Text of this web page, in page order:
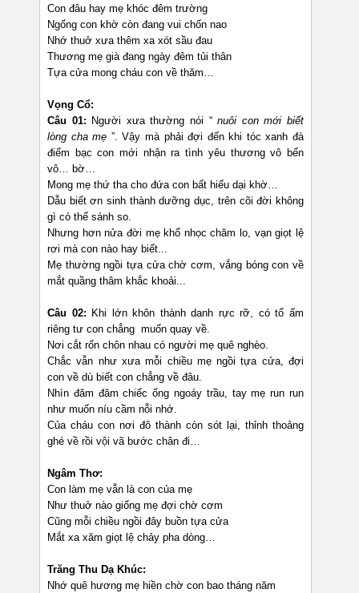
Con đâu hay mẹ khóc đêm trường
Ngống con khờ còn đang vui chốn nao
Nhớ thuở xưa thêm xa xót sầu đau
Thương mẹ già đang ngày đêm tủi thân
Tựa cửa mong cháu con về thăm…
Vọng Cổ:
Câu 01: Người xưa thường nói “nuôi con mới biết
lòng cha mẹ ”. Vậy mà phải đợi đến khi tóc xanh đà
điểm bạc con mới nhận ra tình yêu thương vô bến
vô… bờ…
Mong mẹ thứ tha cho đứa con bất hiếu dại khờ…
Dẫu biết ơn sinh thành dưỡng dục, trên cõi đời không
gì có thể sánh so.
Nhưng hơn nửa đời mẹ khổ nhọc chăm lo, vạn giọt lệ
rơi mà con nào hay biết...
Mẹ thường ngồi tựa cửa chờ cơm, vắng bóng con về
mắt quầng thâm khắc khoải...
Câu 02: Khi lớn khôn thành danh rực rỡ, có tổ ấm
riêng tư con chẳng muốn quay về.
Nơi cắt rốn chôn nhau có người mẹ quê nghèo.
Chắc vẫn như xưa mỗi chiều mẹ ngồi tựa cửa, đợi
con về dù biết con chẳng về đâu.
Nhìn đăm đăm chiếc ống ngoáy trầu, tay mẹ run run
như muốn níu cầm nỗi nhớ.
Của cháu con nơi đô thành còn sót lại, thỉnh thoảng
ghé về rồi vội vã bước chân đi…
Ngâm Thơ:
Con làm mẹ vẫn là con của mẹ
Như thuở nào giống mẹ đợi chờ cơm
Cũng mỗi chiều ngồi đây buồn tựa cửa
Mắt xa xăm giọt lệ chảy pha dòng…
Trăng Thu Dạ Khúc:
Nhớ quê hương mẹ hiền chờ con bao tháng năm